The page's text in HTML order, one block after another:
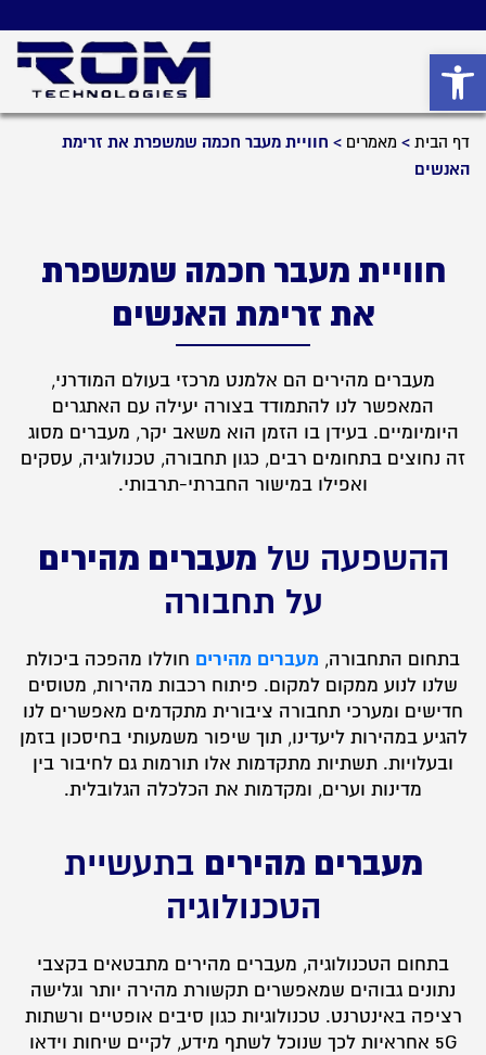
דף הבית > מאמרים > חוויית מעבר חכמה שמשפרת את זרימת
האנשים
חוויית מעבר חכמה שמשפרת
את זרימת האנשים
מעברים מהירים הם אלמנט מרכזי בעולם המודרני,
המאפשר לנו להתמודד בצורה יעילה עם האתגרים
היומיומיים. בעידן בו הזמן הוא משאב יקר, מעברים מסוג
זה נחוצים בתחומים רבים, כגון תחבורה, טכנולוגיה, עסקים
ואפילו במישור החברתי-תרבותי.
ההשפעה של מעברים מהירים
על תחבורה
בתחום התחבורה, מעברים מהירים חוללו מהפכה ביכולת
שלנו לנוע ממקום למקום. פיתוח רכבות מהירות, מטוסים
חדישים ומערכי תחבורה ציבורית מתקדמים מאפשרים לנו
להגיע במהירות ליעדינו, תוך שיפור משמעותי בחיסכון בזמן
ובעלויות. תשתיות מתקדמות אלו תורמות גם לחיבור בין
מדינות וערים, ומקדמות את הכלכלה הגלובלית.
מעברים מהירים בתעשיית
הטכנולוגיה
בתחום הטכנולוגיה, מעברים מהירים מתבטאים בקצבי
נתונים גבוהים שמאפשרים תקשורת מהירה יותר וגלישה
רציפה באינטרנט. טכנולוגיות כגון סיבים אופטיים ורשתות
5G אחראיות לכך שנוכל לשתף מידע, לקיים שיחות וידאו
פתח סרגל נגישות